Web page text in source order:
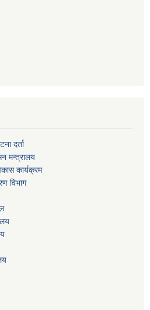
दर्ता
मन्त्रालय
कार्यक्रम
विभाग